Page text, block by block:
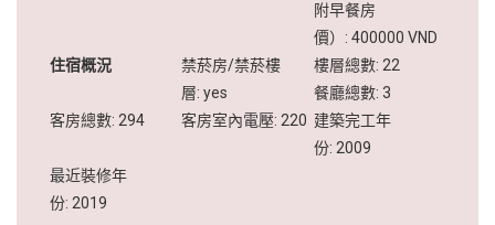
附早餐房
價）: 400000 VND
住宿概況
禁菸房/禁菸樓
層: yes
樓層總數: 22
餐廳總數: 3
客房總數: 294
客房室內電壓: 220 建築完工年
份: 2009
最近裝修年
份: 2019